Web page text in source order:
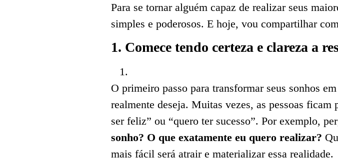
Para se tornar alguém capaz de realizar seus
simples e poderosos. E hoje, vou compartilhar
1. Comece tendo certeza e clareza a
O primeiro passo para transformar seus sonhos
realmente deseja. Muitas vezes, as pessoas
ser feliz” ou “quero ter sucesso”. Por exemplo,
sonho? O que exatamente eu quero realizar?
mais fácil será atrair e materializar essa realidade.